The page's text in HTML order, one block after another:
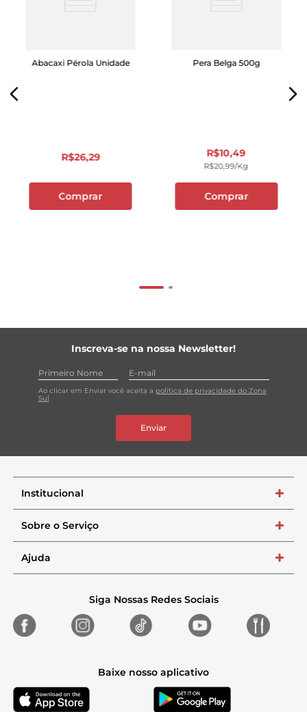
Abacaxi Pérola Unidade
R$26,29
Comprar
Pera Belga 500g
R$10,49
R$20,99/kg
Comprar
Inscreva-se na nossa Newsletter!
Ao clicar em Enviar você aceita a política de privacidade do Zona
Sul
Enviar
Institucional +
Sobre o Serviço +
Ajuda +
Siga Nossas Redes Sociais
Baixe nosso aplicativo